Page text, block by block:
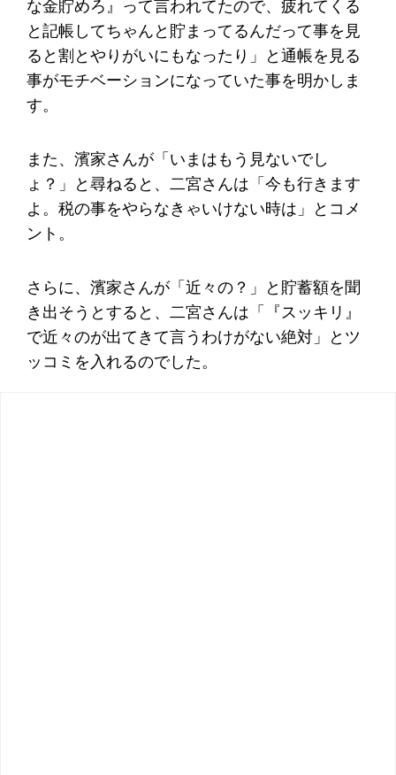
な金貯めろ』って言われてたので、疲れてくる
と記帳してちゃんと貯まってるんだって事を見
ると割とやりがいにもなったり」と通帳を見る
事がモチベーションになっていた事を明かしま
す。
また、濱家さんが「いまはもう見ないでし
ょ？」と尋ねると、二宮さんは「今も行きます
よ。税の事をやらなきゃいけない時は」とコメ
ント。
さらに、濱家さんが「近々の？」と貯蓄額を聞
き出そうとすると、二宮さんは「『スッキリ』
で近々のが出てきて言うわけがない絶対」とツ
ッコミを入れるのでした。